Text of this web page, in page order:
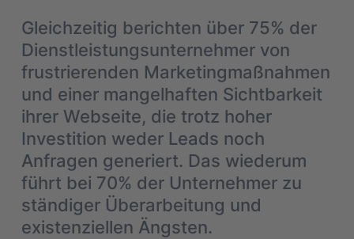
Gleichzeitig berichten über 75% der
Dienstleistungsunternehmer von
frustrierenden Marketingmaßnahmen
und einer mangelhaften Sichtbarkeit
ihrer Webseite, die trotz hoher
Investition weder Leads noch
Anfragen generiert. Das wiederum
führt bei 70% der Unternehmer zu
ständiger Überarbeitung und
existenziellen Ängsten.